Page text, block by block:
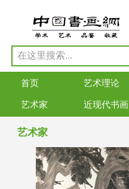
首页 艺术理论
艺术家 近现代书画
艺术家